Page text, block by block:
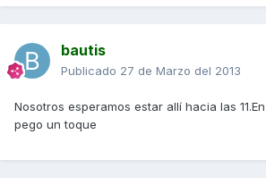
bautis
Publicado 27 de Marzo del 2013
Nosotros esperamos estar allí hacia las
pego un toque